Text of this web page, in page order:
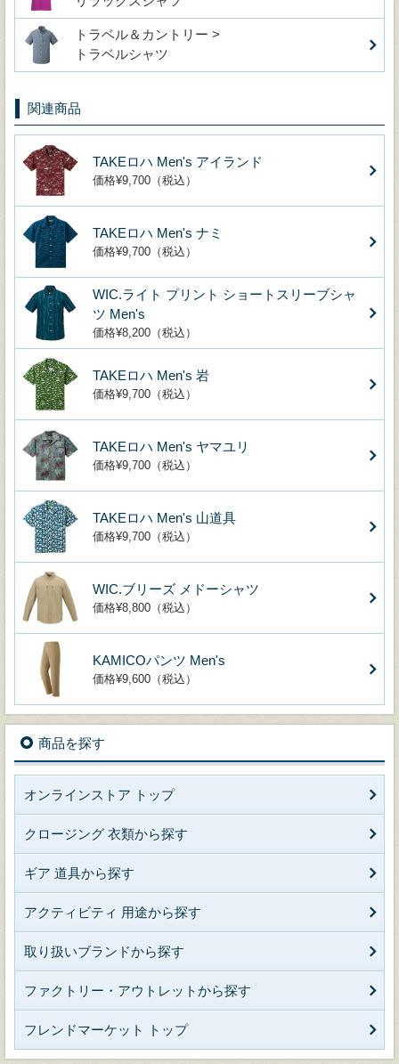
トラベル＆カントリー >
トラベルシャツ
関連商品
TAKEロハ Men's アイランド
価格¥9,700（税込）
TAKEロハ Men's ナミ
価格¥9,700（税込）
WIC.ライト プリント ショートスリーブシャ
ツ Men's
価格¥8,200（税込）
TAKEロハ Men's 岩
価格¥9,700（税込）
TAKEロハ Men's ヤマユリ
価格¥9,700（税込）
TAKEロハ Men's 山道具
価格¥9,700（税込）
WIC.ブリーズ メドーシャツ
価格¥8,800（税込）
KAMICOパンツ Men's
価格¥9,600（税込）
商品を探す
オンラインストア トップ
クロージング 衣類から探す
ギア 道具から探す
アクティビティ 用途から探す
取り扱いブランドから探す
ファクトリー・アウトレットから探す
フレンドマーケット トップ